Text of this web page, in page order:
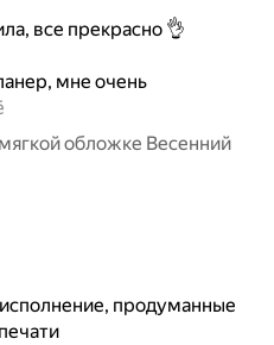
все прекрасно 👌
мне очень
обложке Весенний
продуманные